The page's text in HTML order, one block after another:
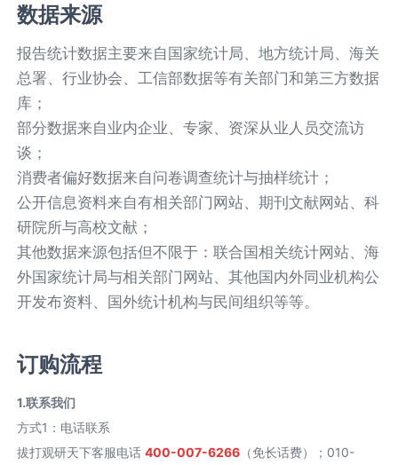
数据来源
报告统计数据主要来自国家统计局、地方统计局、海关
总署、行业协会、工信部数据等有关部门和第三方数据
库；
部分数据来自业内企业、专家、资深从业人员交流访
谈；
消费者偏好数据来自问卷调查统计与抽样统计；
公开信息资料来自有相关部门网站、期刊文献网站、科
研院所与高校文献；
其他数据来源包括但不限于：联合国相关统计网站、海
外国家统计局与相关部门网站、其他国内外同业机构公
开发布资料、国外统计机构与民间组织等等。
订购流程
1.联系我们
方式1 ： 电话联系
拔打观研天下客服电话400-007-6266 （免长话费）；010-